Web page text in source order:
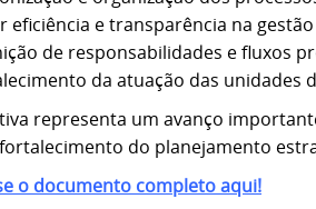
eficiência e transparência na
de responsabilidades e fluxos
da atuação das unidades
representa um avanço
do planejamento
o documento completo aqui!